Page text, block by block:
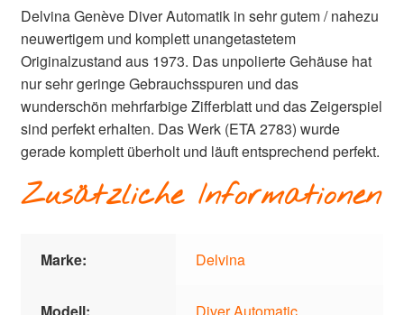
Delvina Genève Diver Automatik in sehr gutem / nahezu
neuwertigem und komplett unangetastetem
Originalzustand aus 1973. Das unpolierte Gehäuse hat
nur sehr geringe Gebrauchsspuren und das
wunderschön mehrfarbige Zifferblatt und das Zeigerspiel
sind perfekt erhalten. Das Werk (ETA 2783) wurde
gerade komplett überholt und läuft entsprechend perfekt.
Zusätzliche Informationen
Marke: Delvina